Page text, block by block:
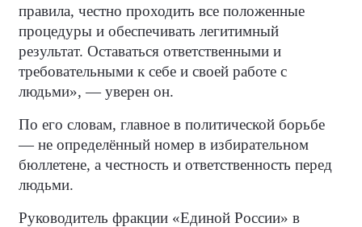
правила, честно проходить все положенные
процедуры и обеспечивать легитимный
результат. Оставаться ответственными и
требовательными к себе и своей работе с
людьми», — уверен он.
По его словам, главное в политической борьбе
— не определённый номер в избирательном
бюллетене, а честность и ответственность перед
людьми.
Руководитель фракции «Единой России» в